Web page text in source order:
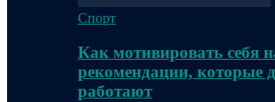
Спорт
Как мотивировать себя
рекомендации, которые
работают